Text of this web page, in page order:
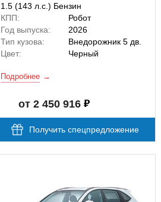
1.5 (143 л.с.) Бензин
КПП:
Робот
Год выпуска:
2026
Тип кузова:
Внедорожник 5 дв.
Цвет:
Черный
Подробнее
от 2 450 916
Получить спецпредложение